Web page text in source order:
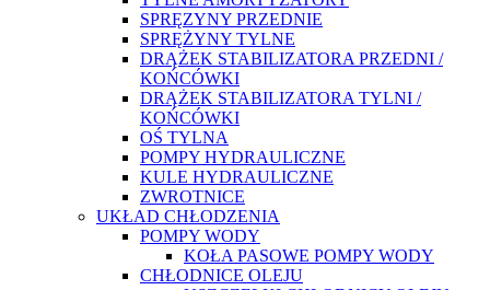
SPRĘZYNY PRZEDNIE
SPRĘŻYNY TYLNE
DRĄŻEK STABILIZATORA PRZEDNI /
KOŃCÓWKI
DRĄŻEK STABILIZATORA TYLNI /
KOŃCÓWKI
OŚ TYLNA
POMPY HYDRAULICZNE
KULE HYDRAULICZNE
ZWROTNICE
UKŁAD CHŁODZENIA
POMPY WODY
KOŁA PASOWE POMPY WODY
CHŁODNICE OLEJU